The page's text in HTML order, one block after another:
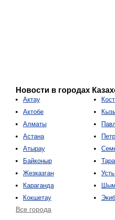
Новости в городах
Актау
Актобе
Алматы
Астана
Атырау
Байконыр
Жезказган
Караганда
Кокшетау
Все города